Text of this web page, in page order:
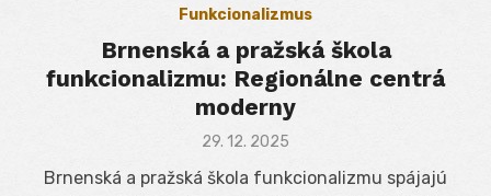
Funkcionalizmus
Brnenská a pražská škola
funkcionalizmu: Regionálne centrá
moderny
Posted
29. 12. 2025
Brnenská a pražská škola funkcionalizmu spájajú